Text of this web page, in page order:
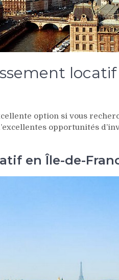
option si vous
opportunités
en Île-de-